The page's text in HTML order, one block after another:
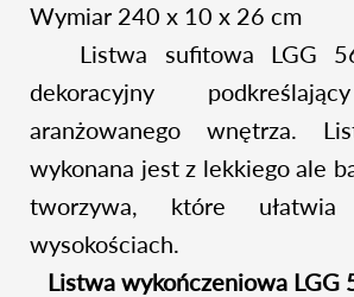
Wymiar 240 x 10 x 26 cm
Listwa sufitowa LGG
dekoracyjny
aranżowanego wnętrza.
wykonana jest z lekkiego ale
tworzywa, które
wysokościach.
Listwa wykończeniowa LGG